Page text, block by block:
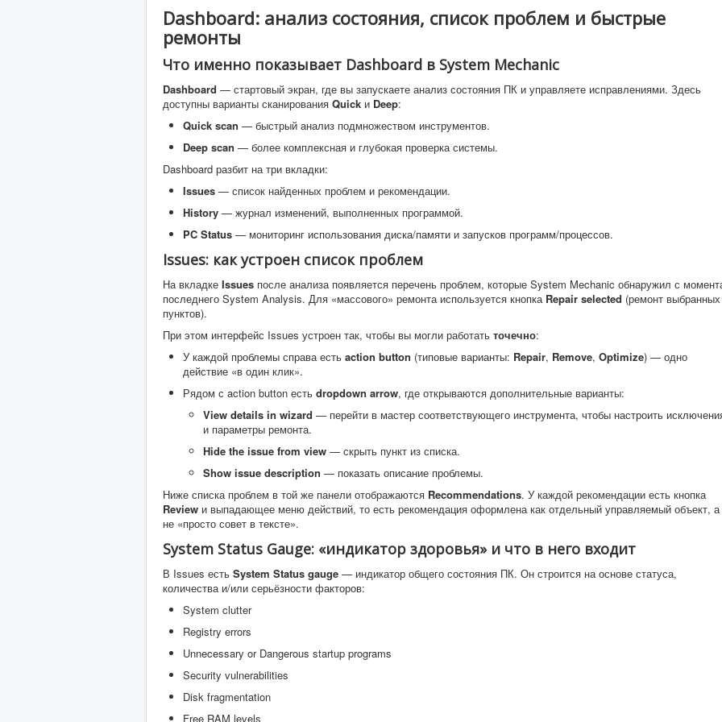
Dashboard: анализ состояния, список проблем и быстрые
ремонты
Что именно показывает Dashboard в System Mechanic
Dashboard — стартовый экран, где вы запускаете анализ состояния ПК и управляете исправлениями. Здесь
доступны варианты сканирования Quick и Deep:
Quick scan — быстрый анализ подмножеством инструментов.
Deep scan — более комплексная и глубокая проверка системы.
Dashboard разбит на три вкладки:
Issues — список найденных проблем и рекомендации.
History — журнал изменений, выполненных программой.
PC Status — мониторинг использования диска/памяти и запусков программ/процессов.
Issues: как устроен список проблем
На вкладке Issues после анализа появляется перечень проблем, которые System Mechanic обнаружил с
последнего System Analysis. Для «массового» ремонта используется кнопка Repair selected (ремонт выбранных
пунктов).
При этом интерфейс Issues устроен так, чтобы вы могли работать точечно:
У каждой проблемы справа есть action button (типовые варианты: Repair, Remove, Optimize) — одно
действие «в один клик».
Рядом с action button есть dropdown arrow, где открываются дополнительные варианты:
View details in wizard — перейти в мастер соответствующего инструмента, чтобы настроить
и параметры ремонта.
Hide the issue from view — скрыть пункт из списка.
Show issue description — показать описание проблемы.
Ниже списка проблем в той же панели отображаются Recommendations. У каждой рекомендации есть кнопка
Review и выпадающее меню действий, то есть рекомендация оформлена как отдельный управляемый объект, а
не «просто совет в тексте».
System Status Gauge: «индикатор здоровья» и что в него входит
В Issues есть System Status gauge — индикатор общего состояния ПК. Он строится на основе статуса,
количества и/или серьёзности факторов:
System clutter
Registry errors
Unnecessary or Dangerous startup programs
Security vulnerabilities
Disk fragmentation
Free RAM levels